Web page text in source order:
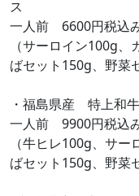
ス
一人前 6600円税込
（サーロイン100g
ばセット150g、野菜
・福島県産 特上和
一人前 9900円税込
（牛ヒレ100g、サ
ばセット150g、野菜